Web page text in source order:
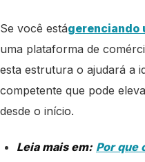
Se você estágerenciando
uma plataforma de
esta estrutura o ajudará a
competente que pode
desde o início.
Leia mais em: Por que